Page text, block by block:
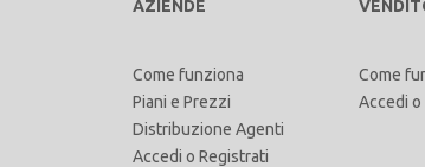
AZIENDE
Come funziona
Piani e Prezzi
Distribuzione Agenti
Accedi o Registrati
Come
Accedi o